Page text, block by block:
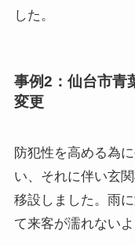
した。
事例2：仙台市青
変更
防犯性を高める為
い、それに伴い玄
移設しました。雨
て来客が濡れない